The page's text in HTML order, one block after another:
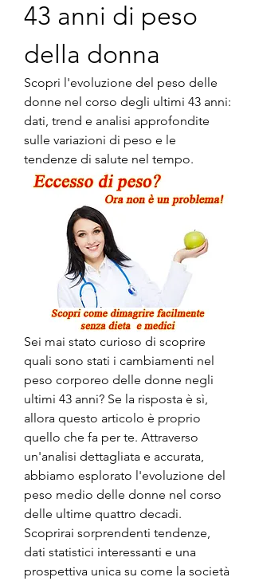
43 anni di peso
della donna
Scopri l'evoluzione del peso delle
donne nel corso degli ultimi 43 anni:
dati, trend e analisi approfondite
sulle variazioni di peso e le
tendenze di salute nel tempo.
Sei mai stato curioso di scoprire
quali sono stati i cambiamenti nel
peso corporeo delle donne negli
ultimi 43 anni? Se la risposta è sì,
allora questo articolo è proprio
quello che fa per te. Attraverso
un'analisi dettagliata e accurata,
abbiamo esplorato l'evoluzione del
peso medio delle donne nel corso
delle ultime quattro decadi.
Scoprirai sorprendenti tendenze,
dati statistici interessanti e una
prospettiva unica su come la società